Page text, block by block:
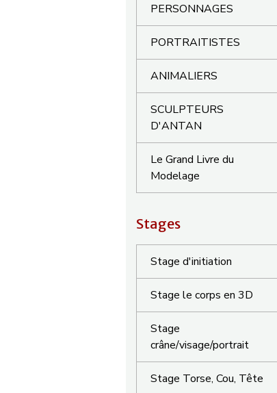
PERSONNAGES
PORTRAITISTES
ANIMALIERS
SCULPTEURS
D'ANTAN
Le Grand Livre du
Modelage
Stages
Stage d'initiation
Stage le corps en 3D
Stage
crâne/visage/portrait
Stage Torse, Cou, Tête